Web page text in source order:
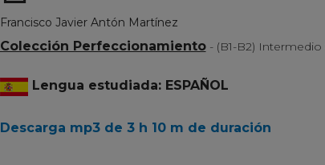
Francisco Javier Antón Martínez
Colección Perfeccionamiento - (B1-B2) Intermedio
Lengua estudiada: ESPAÑOL
Descarga mp3 de 3 h 10 m de duración